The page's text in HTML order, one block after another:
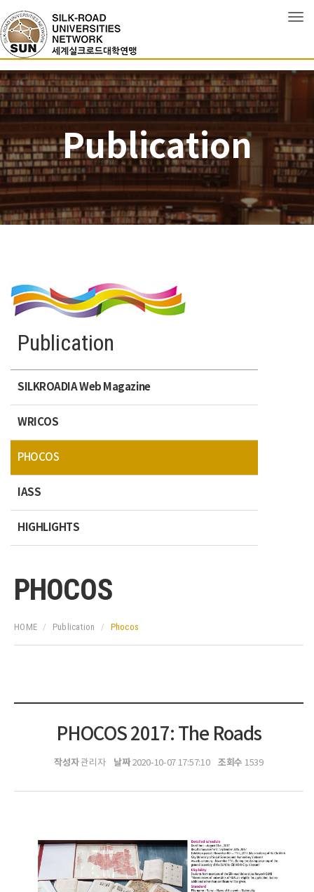
Publication
Publication
SILKROADIA Web Magazine
WRICOS
PHOCOS
IASS
HIGHLIGHTS
PHOCOS
HOME Publication Phocos
PHOCOS 2017: The Roads
작성자관리자 날짜2020-10-07 17:57:10 조회수 1539